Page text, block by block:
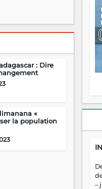
: Dire
«
la population
–